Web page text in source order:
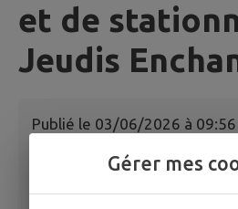
et de
Jeudis
Publié le 03/06/2026 à 09:56
2026 TEMP ANIM 13
Gérer mes